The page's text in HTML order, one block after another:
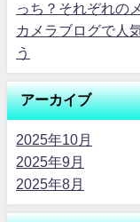
っち？それぞれの
カメラブログで人
う
アーカイブ
2025年10月
2025年9月
2025年8月